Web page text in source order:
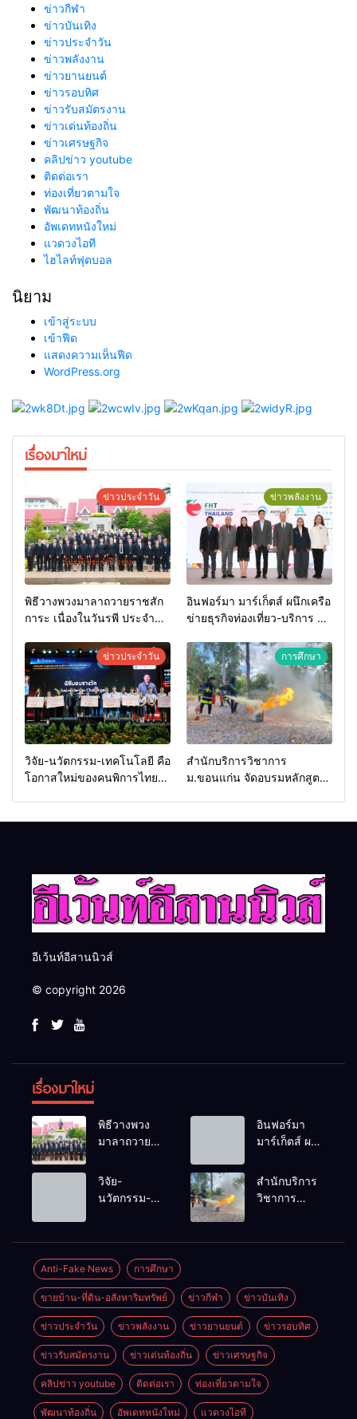
ข่าวกีฬา
ข่าวบันเทิง
ข่าวประจำวัน
ข่าวพลังงาน
ข่าวยานยนต์
ข่าวรอบทิศ
ข่าวรับสมัตรงาน
ข่าวเด่นท้องถิ่น
ข่าวเศรษฐกิจ
คลิปข่าว youtube
ติดต่อเรา
ท่องเที่ยวตามใจ
พัฒนาท้องถิ่น
อัพเดทหนังใหม่
แวดวงไอที
ไฮไลท์ฟุตบอล
นิยาม
เข้าสู่ระบบ
เข้าฟีด
แสดงความเห็นฟีด
WordPress.org
เรื่องมาใหม่
ข่าวประจำวัน
พิธีวางพวงมาลาถวายราชสัก
การะ เนื่องในวันรพี ประจำปี
วันรพี เพื่อเชื่อมความสัมพันธ์
อันดีของหน่วยงานใน
กระบวนการยุติธรรม
ข่าวพลังงาน
อินฟอร์มา มาร์เก็ตส์ ผนึกเครือ
ข่ายธุรกิจท่องเที่ยว-บริการ จัด
2026 เชื่อม 4 งานใหญ่ สร้าง
โอกาสธุรกิจครบวงจร ด้วย
ครับ
ข่าวประจำวัน
วิจัย-นวัตกรรม-เทคโนโลยี คือ
โอกาสใหม่ของคนพิการไทย
การศึกษา
สำนักบริการวิชาการ
ม.ขอนแก่น จัดอบรมหลักสูตร
อีเว้นท์อีสานนิวส์
© copyright 2026
เรื่องมาใหม่
พิธีวางพวง
มาลาถวาย
เนื่องในวันรพี
ประจำปี
ฟุตบอลวันรพี
เพื่อเชื่อม
ความสัมพันธ์
อันดีของ
หน่วยงานใน
กระบวนการ
ยุติธรรม
อินฟอร์มา
มาร์เก็ตส์ ผนึก
ธุรกิจท่อง
เที่ยว-บริการ
Thailand
สร้างโอกาส
ธุรกิจครบ
วงจร ด้วยครับ
วิจัย-
นวัตกรรม-
ไทย และพลัง
ขับเคลื่อน
เศรษฐกิจ
ประเทศ
สำนักบริการ
วิชาการ
ศักยภาพเจ้า
หน้าที่ท้องถิ่น
รับมืออัคคีภัย
ตามมาตรฐาน
สากล
Anti-Fake News การศึกษา
ขายบ้าน-ที่ดิน-อสังหาริมทรัพย์ ข่าวกีฬา ข่าวบันเทิง
ข่าวประจำวัน ข่าวพลังงาน ข่าวยานยนต์ ข่าวรอบทิศ
ข่าวรับสมัตรงาน ข่าวเด่นท้องถิ่น ข่าวเศรษฐกิจ
คลิปข่าว youtube ติดต่อเรา ท่องเที่ยวตามใจ
พัฒนาท้องถิ่น อัพเดทหนังใหม่ แวดวงไอที